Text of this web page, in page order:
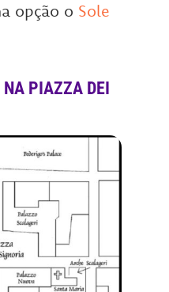
opção o Sole
PIAZZA DEI